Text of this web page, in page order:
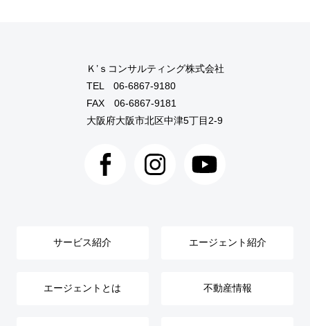
Ｋ’ｓコンサルティング株式会社
TEL 06-6867-9180
FAX 06-6867-9181
大阪府大阪市北区中津5丁目2-9
サービス紹介 エージェント紹介
エージェントとは 不動産情報